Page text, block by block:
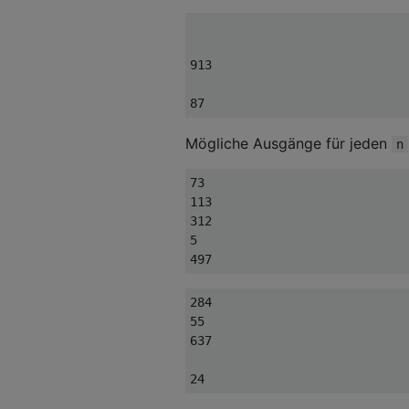
913
87
Mögliche Ausgänge für jeden n
73
113
312
5
497
284
55
637
24